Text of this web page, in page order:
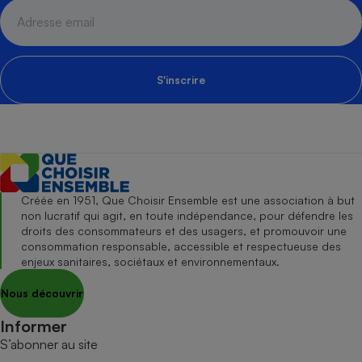
S'inscrire
Créée en 1951, Que Choisir Ensemble est une association à but
non lucratif qui agit, en toute indépendance, pour défendre les
droits des consommateurs et des usagers, et promouvoir une
consommation responsable, accessible et respectueuse des
enjeux sanitaires, sociétaux et environnementaux.
Nous découvrir
Informer
S’abonner au site